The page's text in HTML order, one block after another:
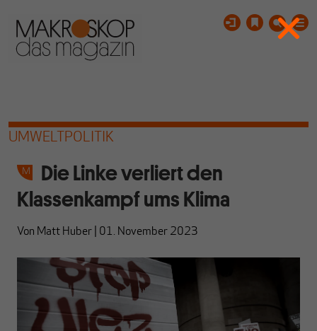
UMWELTPOLITIK
Die Linke verliert den
Klassenkampf ums Klima
Von Matt Huber 01. November 2023